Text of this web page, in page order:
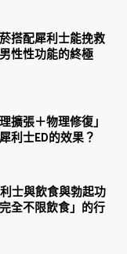
搭配犀利士能挽救
性性功能的終極
擴張＋物理修復」
利士ED的效果？
士與飲食與勃起功
全不限飲食」的行